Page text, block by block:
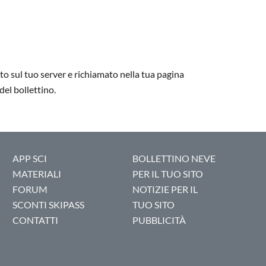
sul tuo server e richiamato nella tua pagina
bollettino.
APP SCI
MATERIALI
FORUM
SCONTI SKIPASS
CONTATTI
BOLLETTINO NEVE
PER IL TUO SITO
NOTIZIE PER IL
TUO SITO
PUBBLICITÀ